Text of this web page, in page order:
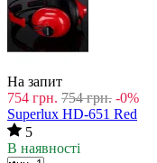
На запит
754 грн. 754 грн. -0%
Superlux HD-651 Red
5
В наявності